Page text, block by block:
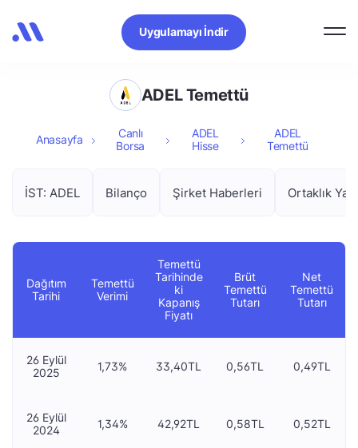
Uygulamayı İndir
ADEL Temettü
Anasayfa
Canlı
Borsa
ADEL
Hisse
ADEL
Temettü
İST: ADEL Bilanço Şirket Haberleri Ortaklık
Dağıtım
Tarihi
Temettü
Verimi
Temettü
Tarihinde
ki
Kapanış
Fiyatı
Brüt
Temettü
Tutarı
Net
Temettü
Tutarı
26 Eylül
2025
1,73% 33,40TL 0,56TL 0,49TL
26 Eylül
2024
1,34% 42,92TL 0,58TL 0,52TL